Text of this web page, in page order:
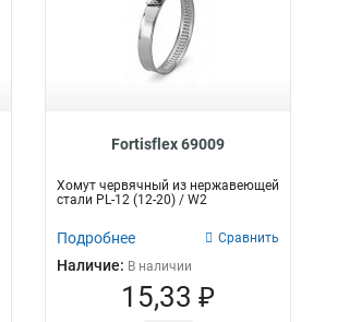
Fortisflex 69009
Хомут червячный из нержавеющей
стали PL-12 (12-20) / W2
Подробнее Сравнить
Наличие: В наличии
15,33 ₽